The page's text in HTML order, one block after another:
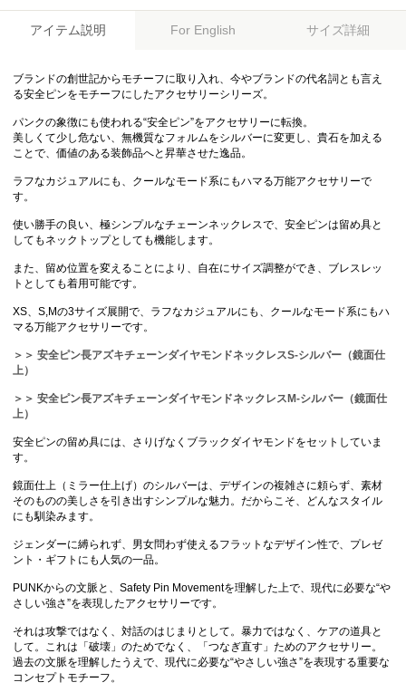
アイテム説明 For English サイズ詳細
ブランドの創世記からモチーフに取り入れ、今やブランドの代名詞とも言え
る安全ピンをモチーフにしたアクセサリーシリーズ。
パンクの象徴にも使われる“安全ピン”をアクセサリーに転換。
美しくて少し危ない、無機質なフォルムをシルバーに変更し、貴石を加える
ことで、価値のある装飾品へと昇華させた逸品。
ラフなカジュアルにも、クールなモード系にもハマる万能アクセサリーで
す。
使い勝手の良い、極シンプルなチェーンネックレスで、安全ピンは留め具と
してもネックトップとしても機能します。
また、留め位置を変えることにより、自在にサイズ調整ができ、ブレスレッ
トとしても着用可能です。
XS、S,Mの3サイズ展開で、ラフなカジュアルにも、クールなモード系にもハ
マる万能アクセサリーです。
＞＞ 安全ピン長アズキチェーンダイヤモンドネックレスS-シルバー（鏡面仕
上）
＞＞ 安全ピン長アズキチェーンダイヤモンドネックレスM-シルバー（鏡面仕
上）
安全ピンの留め具には、さりげなくブラックダイヤモンドをセットしていま
す。
鏡面仕上（ミラー仕上げ）のシルバーは、デザインの複雑さに頼らず、素材
そのものの美しさを引き出すシンプルな魅力。だからこそ、どんなスタイル
にも馴染みます。
ジェンダーに縛られず、男女問わず使えるフラットなデザイン性で、プレゼ
ント・ギフトにも人気の一品。
PUNKからの文脈と、Safety Pin Movementを理解した上で、現代に必要な“や
さしい強さ”を表現したアクセサリーです。
それは攻撃ではなく、対話のはじまりとして。暴力ではなく、ケアの道具と
して。これは「破壊」のためでなく、「つなぎ直す」ためのアクセサリー。
過去の文脈を理解したうえで、現代に必要な“やさしい強さ”を表現する重要な
コンセプトモチーフ。